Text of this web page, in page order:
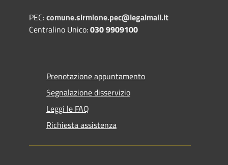
PEC:comune.sirmione.pec@legalmail.it
Centralino Unico:030 9909100
Prenotazione appuntamento
Segnalazione disservizio
Leggi le FAQ
Richiesta assistenza